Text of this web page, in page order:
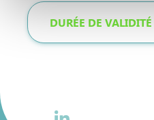
Pour de plus amples
nous utilisons les cookies
vos données personnelles,
DURÉE DE VALIDITÉ